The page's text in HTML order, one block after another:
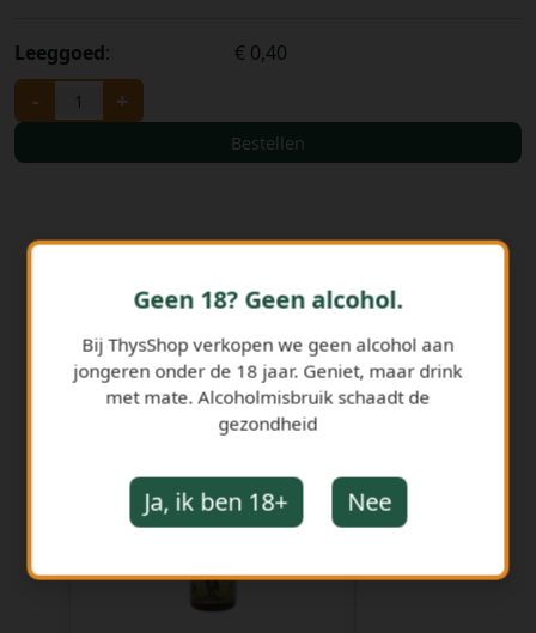
Leeggoed: € 0,40
- +
Bestellen
GERELATEERDE PRODUCTEN
Geen 18? Geen alcohol.
Bij ThysShop verkopen we geen alcohol aan
jongeren onder de 18 jaar. Geniet, maar drink
met mate. Alcoholmisbruik schaadt de
gezondheid
Ja, ik ben 18+ Nee